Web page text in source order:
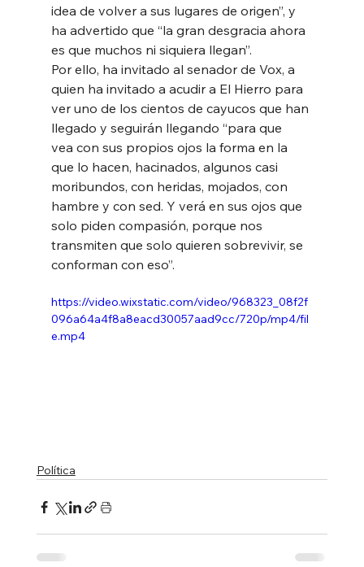
idea de volver a sus lugares de origen”, y
ha advertido que “la gran desgracia ahora
es que muchos ni siquiera llegan”.
Por ello, ha invitado al senador de Vox, a
quien ha invitado a acudir a El Hierro para
ver uno de los cientos de cayucos que han
llegado y seguirán llegando “para que
vea con sus propios ojos la forma en la
que lo hacen, hacinados, algunos casi
moribundos, con heridas, mojados, con
hambre y con sed. Y verá en sus ojos que
solo piden compasión, porque nos
transmiten que solo quieren sobrevivir, se
conforman con eso”.
https://video.wixstatic.com/video/968323_08f2f
096a64a4f8a8eacd30057aad9cc/720p/mp4/fil
e.mp4
Política